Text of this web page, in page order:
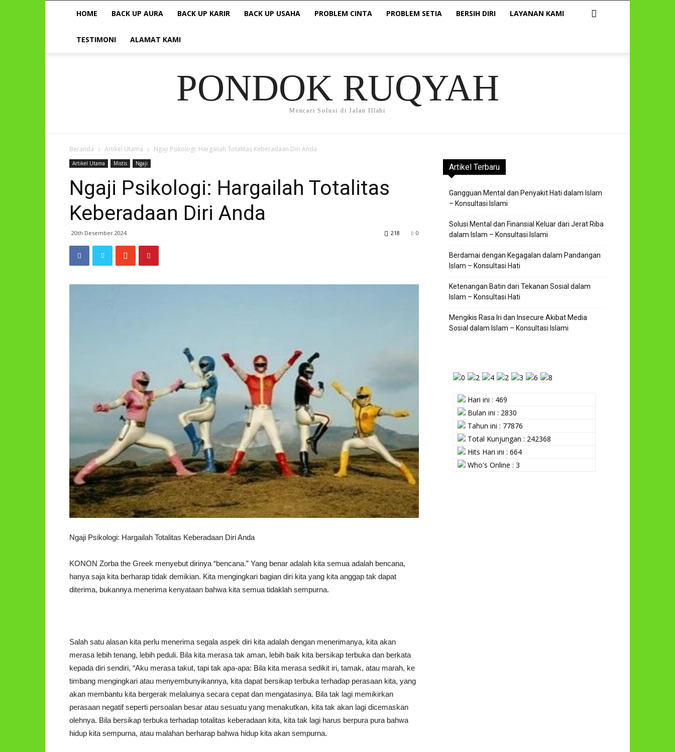
HOME BACK UP AURA BACK UP KARIR BACK UP USAHA PROBLEM CINTA PROBLEM SETIA BERSIH DIRI LAYANAN KAMI
TESTIMONI ALAMAT KAMI
PONDOK RUQYAH
Mencari Solusi di Jalan Illahi
Beranda Artikel Utama Ngaji Psikologi: Hargailah Totalitas Keberadaan Diri Anda
Artikel Utama Mistis Ngaji
Ngaji Psikologi: Hargailah Totalitas
Keberadaan Diri Anda
20th Desember 2024 0
218
Ngaji Psikologi: Hargailah Totalitas Keberadaan Diri Anda
KONON Zorba the Greek menyebut dirinya “bencana.” Yang benar adalah kita semua adalah bencana,
hanya saja kita berharap tidak demikian. Kita mengingkari bagian diri kita yang kita anggap tak dapat
diterima, bukannya menerima kenyataan bahwa kita semua tidaklah sempurna.
Salah satu alasan kita perlu menerima segala aspek diri kita adalah dengan menerimanya, kita akan
merasa lebih tenang, lebih peduli. Bila kita merasa tak aman, lebih baik kita bersikap terbuka dan berkata
kepada diri sendiri, “Aku merasa takut, tapi tak apa-apa: Bila kita merasa sedikit iri, tamak, atau marah, ke
timbang mengingkari atau menyembunyikannya, kita dapat bersikap terbuka terhadap perasaan kita, yang
akan membantu kita bergerak melaluinya secara cepat dan mengatasinya. Bila tak lagi memikirkan
perasaan negatif seperti persoalan besar atau sesuatu yang menakutkan, kita tak akan lagi dicemaskan
olehnya. Bila bersikap terbuka terhadap totalitas keberadaan kita, kita tak lagi harus berpura pura bahwa
hidup kita sempurna, atau malahan berharap bahwa hidup kita akan sempurna.
Artikel Terbaru
Gangguan Mental dan Penyakit Hati dalam Islam
– Konsultasi Islami
Solusi Mental dan Finansial Keluar dari Jerat Riba
dalam Islam – Konsultasi Islami
Berdamai dengan Kegagalan dalam Pandangan
Islam – Konsultasi Hati
Ketenangan Batin dari Tekanan Sosial dalam
Islam – Konsultasi Hati
Mengikis Rasa Iri dan Insecure Akibat Media
Sosial dalam Islam – Konsultasi Islami
Hari ini : 469
Bulan ini : 2830
Tahun ini : 77876
Total Kunjungan : 242368
Hits Hari ini : 664
Who's Online : 3